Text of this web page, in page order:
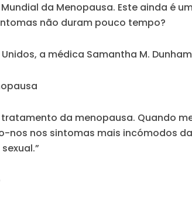
da Menopausa. Este ainda é
não duram pouco tempo?
Unidos, a médica Samantha M.
da menopausa. Quando
nos nos sintomas mais incómodos